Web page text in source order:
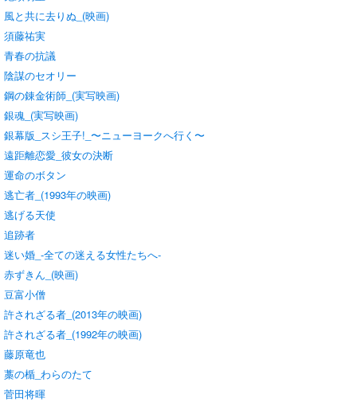
風と共に去りぬ_(映画)
須藤祐実
青春の抗議
陰謀のセオリー
鋼の錬金術師_(実写映画)
銀魂_(実写映画)
銀幕版_スシ王子!_〜ニューヨークへ行く〜
遠距離恋愛_彼女の決断
運命のボタン
逃亡者_(1993年の映画)
逃げる天使
追跡者
迷い婚_-全ての迷える女性たちへ-
赤ずきん_(映画)
豆富小僧
許されざる者_(2013年の映画)
許されざる者_(1992年の映画)
藤原竜也
藁の楯_わらのたて
菅田将暉